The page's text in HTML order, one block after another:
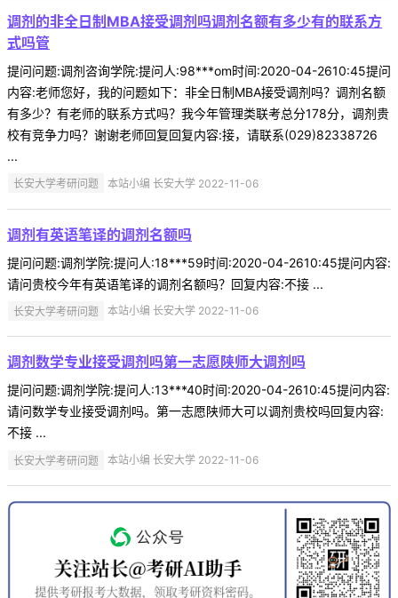
调剂的非全日制MBA接受调剂吗调剂名额有多少有的联系方
式吗管
提问问题:调剂咨询学院:提问人:98***om时间:2020-04-2610:45提问
内容:老师您好，我的问题如下：非全日制MBA接受调剂吗？调剂名额
有多少？有老师的联系方式吗？我今年管理类联考总分178分，调剂贵
校有竞争力吗？谢谢老师回复回复内容:接，请联系(029)82338726
...
长安大学考研问题 本站小编 长安大学 2022-11-06
调剂有英语笔译的调剂名额吗
提问问题:调剂学院:提问人:18***59时间:2020-04-2610:45提问内容:
请问贵校今年有英语笔译的调剂名额吗？回复内容:不接 ...
长安大学考研问题 本站小编 长安大学 2022-11-06
调剂数学专业接受调剂吗第一志愿陕师大调剂吗
提问问题:调剂学院:提问人:13***40时间:2020-04-2610:45提问内容:
请问数学专业接受调剂吗。第一志愿陕师大可以调剂贵校吗回复内容:
不接 ...
长安大学考研问题 本站小编 长安大学 2022-11-06